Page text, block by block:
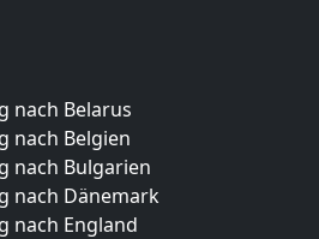
nach Belarus
nach Belgien
nach Bulgarien
nach Dänemark
nach England